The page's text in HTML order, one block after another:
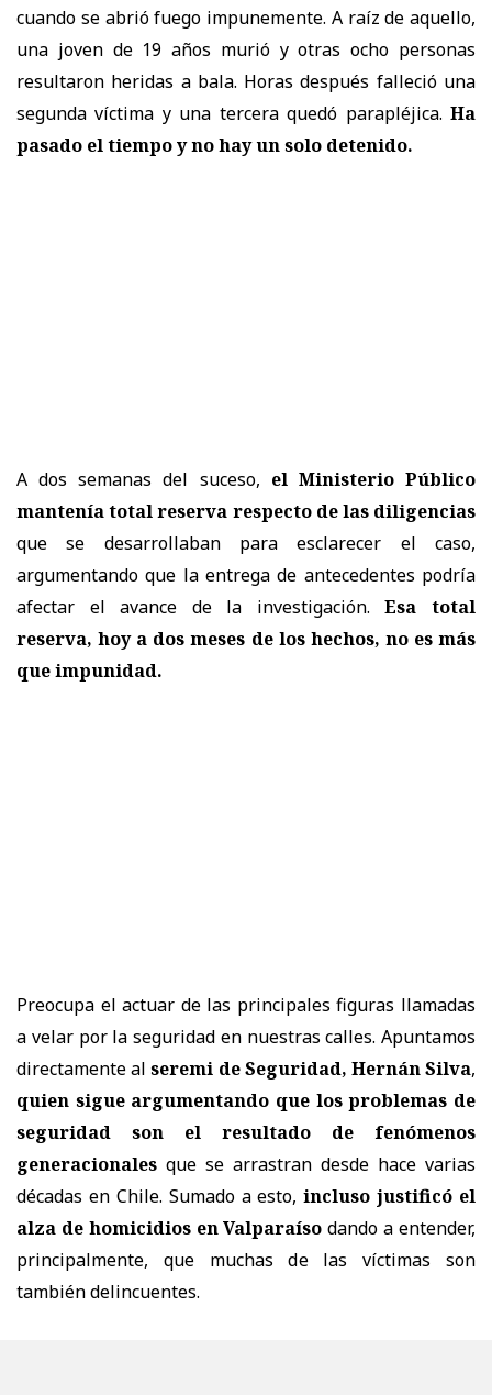
cuando se abrió fuego impunemente. A raíz de aquello,
una joven de 19 años murió y otras ocho personas
resultaron heridas a bala. Horas después falleció una
segunda víctima y una tercera quedó parapléjica. Ha
pasado el tiempo y no hay un solo detenido.
A dos semanas del suceso, el Ministerio Público
mantenía total reserva respecto de las diligencias
que se desarrollaban para esclarecer el caso,
argumentando que la entrega de antecedentes podría
afectar el avance de la investigación.Esa total
reserva, hoy a dos meses de los hechos, no es más
que impunidad.
Preocupa el actuar de las principales figuras llamadas
a velar por la seguridad en nuestras calles. Apuntamos
directamente alseremi de Seguridad, Hernán Silva,
quien sigue argumentando que los problemas de
seguridad son el resultado de fenómenos
generacionales que se arrastran desde hace varias
décadas en Chile. Sumado a esto,incluso justificó el
alza de homicidios en Valparaíso dando a entender,
principalmente, que muchas de las víctimas son
también delincuentes.